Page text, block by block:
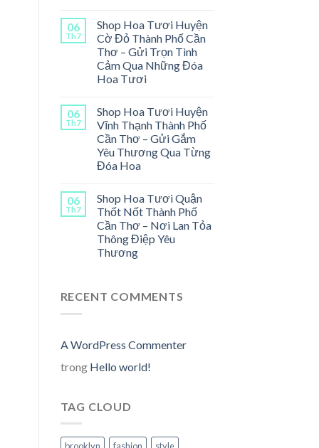
06
Th7
Shop Hoa Tươi Huyện
Cờ Đỏ Thành Phố Cần
Thơ – Gửi Trọn Tình
Cảm Qua Những Đóa
Hoa Tươi
06
Th7
Shop Hoa Tươi Huyện
Vĩnh Thạnh Thành Phố
Cần Thơ – Gửi Gắm
Yêu Thương Qua Từng
Đóa Hoa
06
Th7
Shop Hoa Tươi Quận
Thốt Nốt Thành Phố
Cần Thơ – Nơi Lan Tỏa
Thông Điệp Yêu
Thương
RECENT COMMENTS
A WordPress Commenter
trong Hello world!
TAG CLOUD